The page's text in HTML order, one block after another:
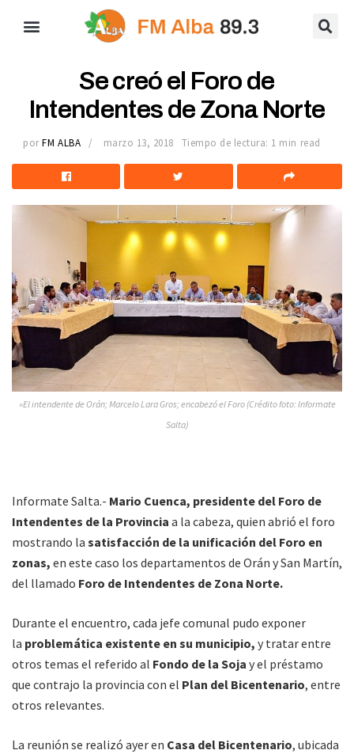
Se creó el Foro de
Intendentes de Zona Norte
por FM ALBA marzo 13, 2018 Tiempo de lectura: 1 min read
»El intendente de Orán; Marcelo Lara Gros; encabezó el Foro (Crédito foto: Informate
Salta)
Informate Salta.- Mario Cuenca, presidente del Foro de
Intendentes de la Provincia a la cabeza, quien abrió el foro
mostrando la satisfacción de la unificación del Foro en
zonas, en este caso los departamentos de Orán y San Martín,
del llamado Foro de Intendentes de Zona Norte.
Durante el encuentro, cada jefe comunal pudo exponer
la problemática existente en su municipio, y tratar entre
otros temas el referido al Fondo de la Soja y el préstamo
que contrajo la provincia con el Plan del Bicentenario, entre
otros relevantes.
La reunión se realizó ayer en Casa del Bicentenario, ubicada